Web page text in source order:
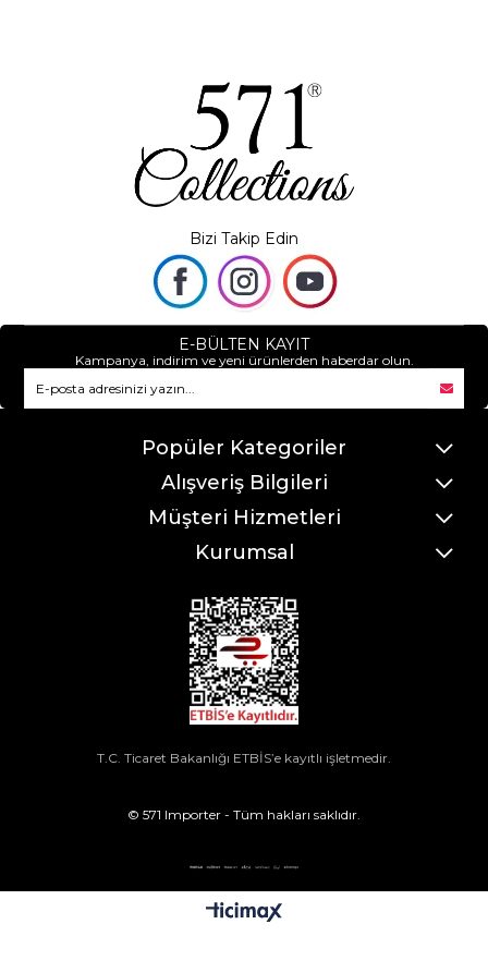
Bizi Takip Edin
E-BÜLTEN KAYIT
Kampanya, indirim ve yeni ürünlerden haberdar olun.
Popüler Kategoriler
Alışveriş Bilgileri
Müşteri Hizmetleri
Kurumsal
T.C. Ticaret Bakanlığı ETBİS’e kayıtlı işletmedir.
© 571 Importer - Tüm hakları saklıdır.